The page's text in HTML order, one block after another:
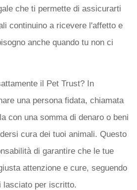
che ti permette di assicurarti
continuino a ricevere l'affetto e
anche quando tu non ci
il Pet Trust? In
una persona fidata, chiamata
con una somma di denaro o beni
cura dei tuoi animali. Questo
di garantire che le tue
attenzione e cure, seguendo
lasciato per iscritto.